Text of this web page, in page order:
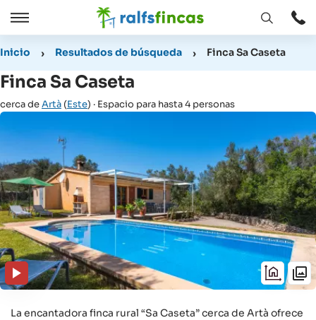
Abrir
Cerrar
Abrir
Inicio Resultados de búsqueda Finca Sa Caseta
Finca Sa Caseta
cerca deArtà (Este) · Espacio para hasta 4 personas
La encantadora finca rural “Sa Caseta” cerca de Artà ofrece